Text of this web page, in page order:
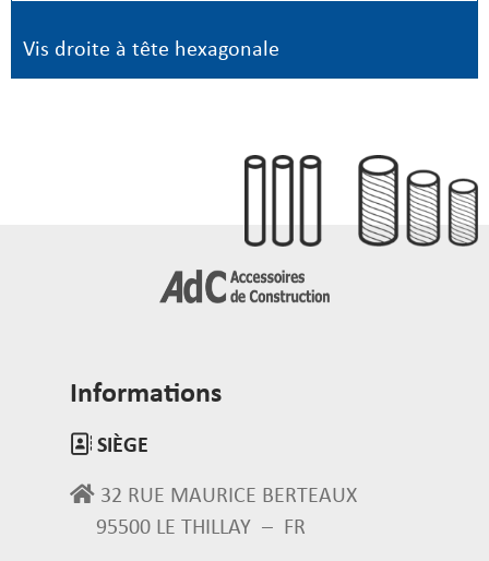
Vis droite à tête hexagonale
Informations
SIÈGE
32 RUE MAURICE BERTEAUX
95500 LE THILLAY – FR